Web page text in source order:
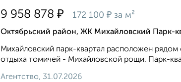
9 958 878 ₽ 172 100 ₽ за м²
Октябрьский район, ЖК Михайловский Парк-
Михайловский парк-квартал расположен
отдыха томичей - Михайловской рощи. Парк-
Агентство, 31.07.2026